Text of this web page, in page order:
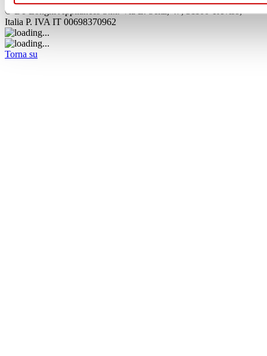
© De’Longhi Appliances S.r.l. Via L. Seitz, 47, 31100 Treviso,
Italia P. IVA IT 00698370962
Torna su